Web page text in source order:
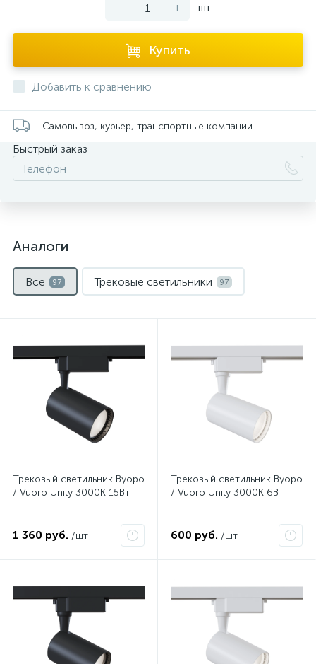
- + шт
Купить
Добавить к сравнению
Самовывоз, курьер, транспортные компании
Быстрый заказ
Аналоги
Все 97 Трековые светильники 97
Трековый светильник Вуоро
/ Vuoro Unity 3000K 15Вт
1 360 руб. /шт
Трековый светильник Вуоро
/ Vuoro Unity 3000K 6Вт
600 руб. /шт